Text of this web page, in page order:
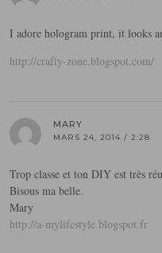
I adore hologram print, it looks
http://crafty-zone.blogspot.com/
MARY
MARS 24, 2014 / 2:28
Trop classe et ton DIY est très
Bisous ma belle.
Mary
http://a-mylifestyle.blogspot.fr